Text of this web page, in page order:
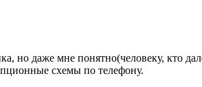
даже мне понятно(человеку, кто
схемы по телефону.